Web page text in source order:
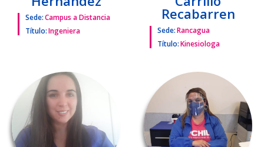
Sede:Campus a Distancia
Título:Ingeniera
Recabarren
Sede:Rancagua
Título:Kinesiologa